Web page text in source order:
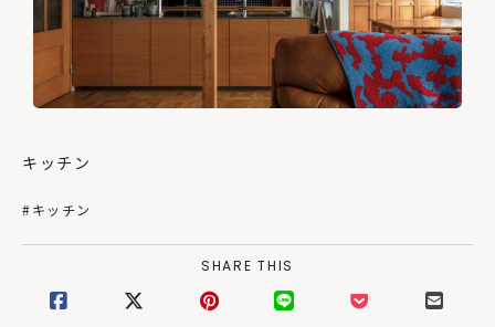
キッチン
#キッチン
SHARE THIS